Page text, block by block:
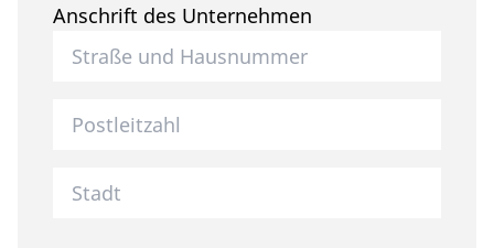
Anschrift des Unternehmen
Stadt des Unternehmen